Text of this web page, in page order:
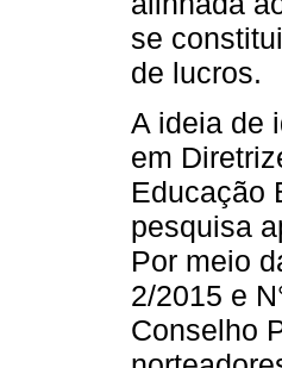
se
de lucros.
A ideia de
em
Educação
pesquisa
Por meio
2/2015 e
Conselho